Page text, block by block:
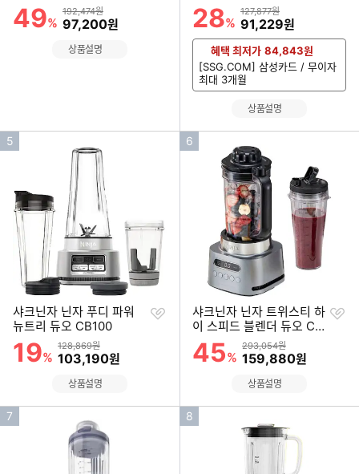
할인률
49%
상품금액
192,474원
할인금액
97,200원
상품설명
할인률
28%
상품금액
127,877원
할인금액
91,229원
혜택 최저가 84,843원
[SSG.COM] 삼성카드 / 무이자
최대 3개월
상품설명
인
위
5
샤크닌자 닌자 푸디 파워
뉴트리 듀오 CB100
할인률
19%
상품금액
128,869원
할인금액
103,190원
찜
상품설명
인
6
샤크닌자 닌자 트위스티 하
이 스피드 블렌더 듀오 CB
151KR
할인률
45%
상품금액
293,054원
할인금액
159,880원
찜
상품설명
인
7
인
8